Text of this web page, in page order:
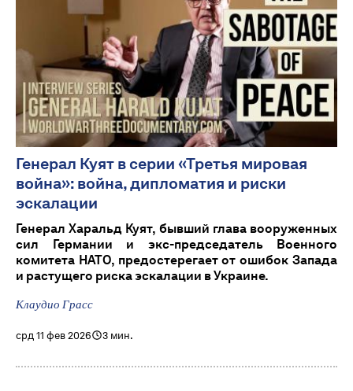
Генерал Куят в серии «Третья мировая
война»: война, дипломатия и риски
эскалации
Генерал Харальд Куят, бывший глава вооруженных
сил Германии и экс-председатель Военного
комитета НАТО, предостерегает от ошибок Запада
и растущего риска эскалации в Украине.
Клаудио Грасс
срд 11 фев 2026 3 мин.